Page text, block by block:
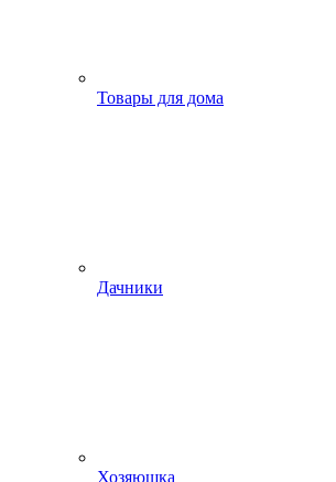
Товары для дома
Дачники
Хозяюшка